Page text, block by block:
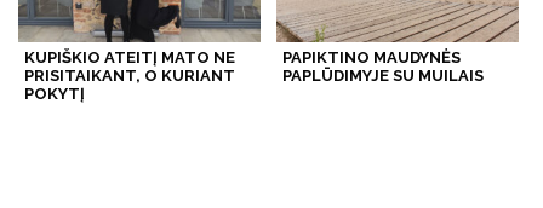
KUPIŠKIO ATEITĮ MATO NE
PRISITAIKANT, O KURIANT
POKYTĮ
PAPIKTINO MAUDYNĖS
PAPLŪDIMYJE SU MUILAIS